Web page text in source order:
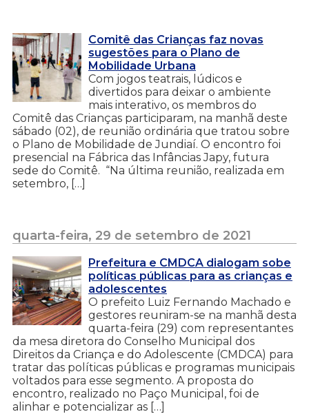
Comitê das Crianças faz novas
sugestões para o Plano de
Mobilidade Urbana
Com jogos teatrais, lúdicos e
divertidos para deixar o ambiente
mais interativo, os membros do
Comitê das Crianças participaram, na manhã deste
sábado (02), de reunião ordinária que tratou sobre
o Plano de Mobilidade de Jundiaí. O encontro foi
presencial na Fábrica das Infâncias Japy, futura
sede do Comitê. “Na última reunião, realizada em
setembro, […]
quarta-feira, 29 de setembro de 2021
Prefeitura e CMDCA dialogam sobe
políticas públicas para as crianças e
adolescentes
O prefeito Luiz Fernando Machado e
gestores reuniram-se na manhã desta
quarta-feira (29) com representantes
da mesa diretora do Conselho Municipal dos
Direitos da Criança e do Adolescente (CMDCA) para
tratar das políticas públicas e programas municipais
voltados para esse segmento. A proposta do
encontro, realizado no Paço Municipal, foi de
alinhar e potencializar as […]